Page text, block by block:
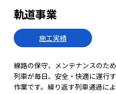
軌道事業
施工実績
線路の保守、メンテナンスのた
列車が毎日、安全・快適に運行
作業です。繰り返す列車通過に